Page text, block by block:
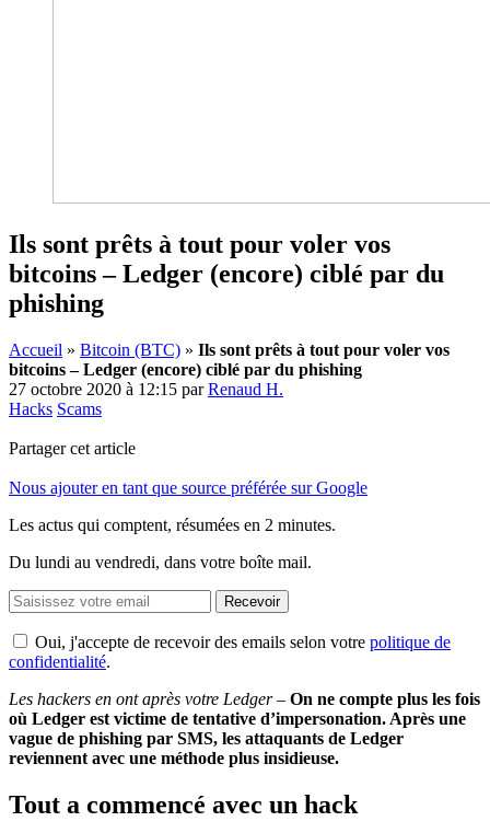
Ils sont prêts à tout pour voler vos
bitcoins – Ledger (encore) ciblé par du
phishing
Accueil » Bitcoin (BTC) » Ils sont prêts à tout pour voler vos
bitcoins – Ledger (encore) ciblé par du phishing
27 octobre 2020 à 12:15 parRenaud H.
Hacks Scams
Partager cet article
Nous ajouter en tant que source préférée sur Google
Les actus qui comptent, résumées en 2 minutes.
Du lundi au vendredi, dans votre boîte mail.
Recevoir
Oui, j'accepte de recevoir des emails selon votre politique de
confidentialité.
Les hackers en ont après votre Ledger– On ne compte plus les fois
où Ledger est victime de tentative d’impersonation. Après une
vague de phishing par SMS, les attaquants de Ledger
reviennent avec une méthode plus insidieuse.
Tout a commencé avec un hack